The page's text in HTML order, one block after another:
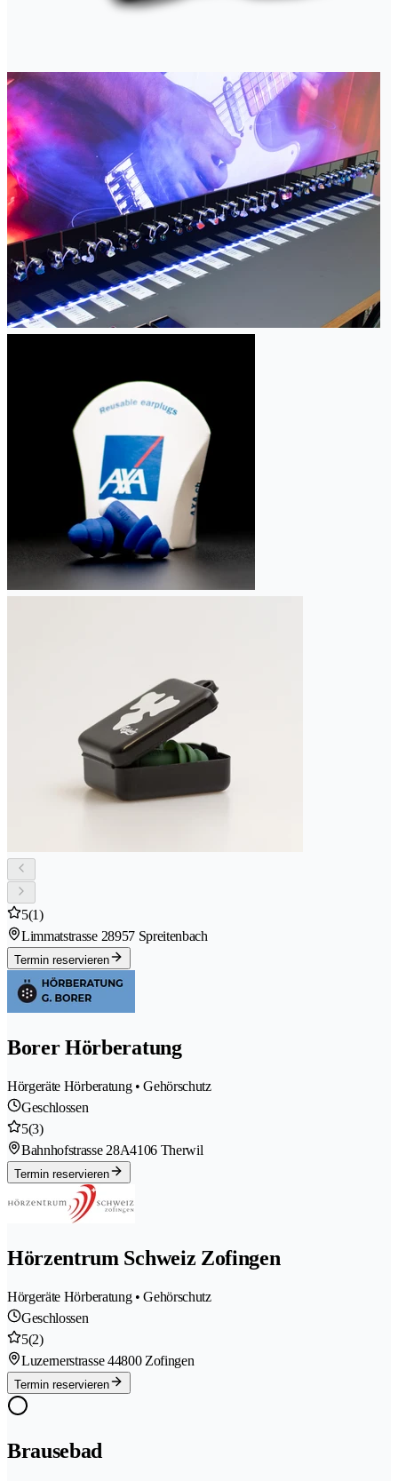
5(1)
Limmatstrasse 28957 Spreitenbach
Termin reservieren
Borer Hörberatung
Hörgeräte Hörberatung • Gehörschutz
Geschlossen
5(3)
Bahnhofstrasse 28A4106 Therwil
Termin reservieren
Hörzentrum Schweiz Zofingen
Hörgeräte Hörberatung • Gehörschutz
Geschlossen
5(2)
Luzernerstrasse 44800 Zofingen
Termin reservieren
Brausebad